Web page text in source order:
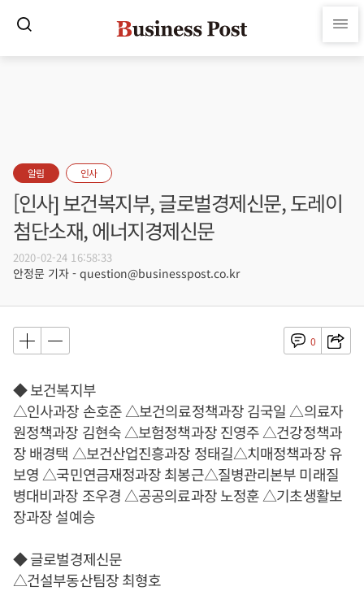
알림 인사
[인사] 보건복지부, 글로벌경제신문, 도레이
첨단소재, 에너지경제신문
2020-02-24 16:58:33
안정문 기자 - question@businesspost.co.kr
0
◆ 보건복지부
△인사과장 손호준 △보건의료정책과장 김국일 △의료자
원정책과장 김현숙 △보험정책과장 진영주 △건강정책과
장 배경택 △보건산업진흥과장 정태길△치매정책과장 유
보영 △국민연금재정과장 최봉근△질병관리본부 미래질
병대비과장 조우경 △공공의료과장 노정훈 △기초생활보
장과장 설예승
◆ 글로벌경제신문
△건설부동산팀장 최형호